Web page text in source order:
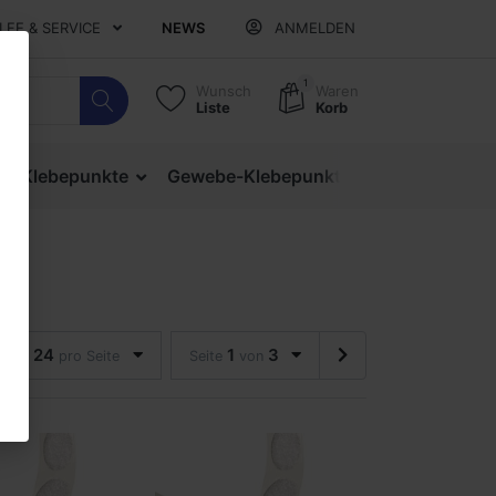
& SERVICE NEWS ANMELDEN
Wunsch
Liste
1
Waren
Korb
Klebepunkte Gewebe-Klebepunkte
24 pro Seite Seite 1 von 3